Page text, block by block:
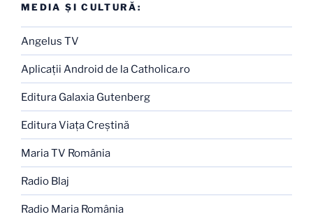
MEDIA ŞI CULTURĂ:
Angelus TV
Aplicaţii Android de la Catholica.ro
Editura Galaxia Gutenberg
Editura Viaţa Creştină
Maria TV România
Radio Blaj
Radio Maria România